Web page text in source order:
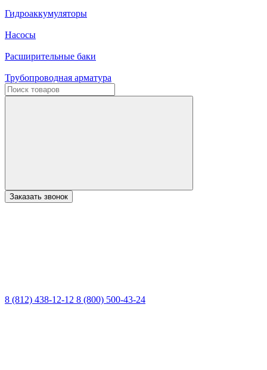
Гидроаккумуляторы
Насосы
Расширительные баки
Трубопроводная арматура
Заказать звонок
8 (812) 438-12-12 8 (800) 500-43-24